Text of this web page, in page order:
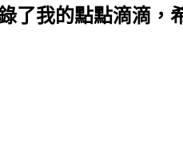
了我的點點滴滴，